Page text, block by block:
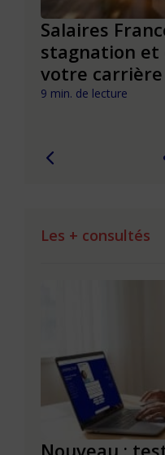
Salaires
stagnation et
votre carrière
9 min. de lecture
Les + consultés
Nouveau :